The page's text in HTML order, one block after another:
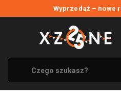
Wyprzedaż – nowe
WYPRZEDAŻ
WSZYSTKIE MARKI
XZONE ORIGINALS
UBRANIA I AKCESORIA